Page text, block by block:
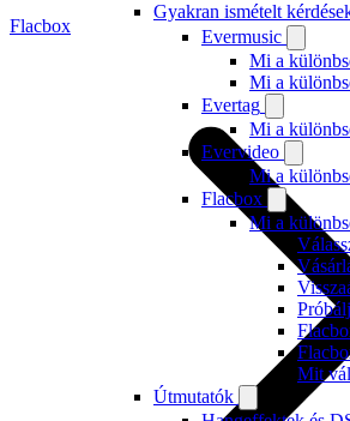
Gyakran ismételt
Evermusic
Mi a
Mi a
Evertag
Mi a
Evervideo
Mi a
Flacbox
Mi a
Mit
Útmutatók
Flacbox